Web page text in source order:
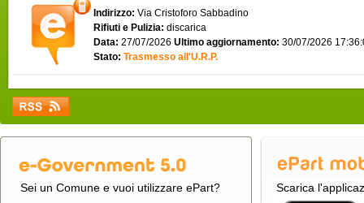
Indirizzo: Via Cristoforo Sabbadino
Rifiuti e Pulizia: discarica
Data: 27/07/2026 Ultimo aggiornamento: 30/07/2026
Stato: Trasmesso all'U.R.P.
Sei un Comune e vuoi utilizzare ePart? Scarica